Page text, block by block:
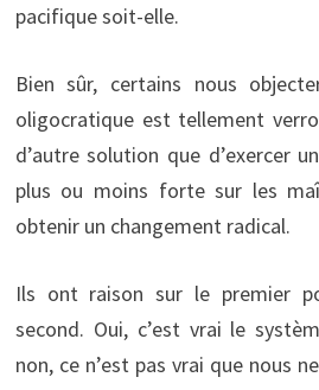
pacifique soit-elle.
Bien sûr, certains nous
oligocratique est tellement
d’autre solution que d’exercer
plus ou moins forte sur les
obtenir un changement radical.
Ils ont raison sur le premier
second. Oui, c’est vrai le
non, ce n’est pas vrai que nous